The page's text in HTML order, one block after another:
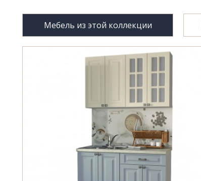
Мебель из этой коллекции